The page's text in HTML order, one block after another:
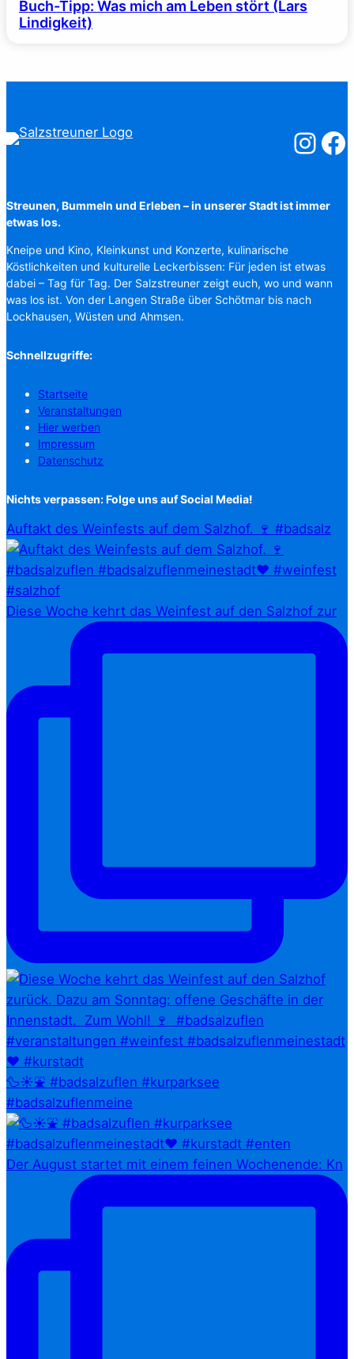
Buch-Tipp: Was mich am Leben stört (Lars
Lindigkeit)
Streunen, Bummeln und Erleben – in unserer Stadt ist immer
etwas los.
Kneipe und Kino, Kleinkunst und Konzerte, kulinarische
Köstlichkeiten und kulturelle Leckerbissen: Für jeden ist etwas
dabei – Tag für Tag. Der Salzstreuner zeigt euch, wo und wann
was los ist. Von der Langen Straße über Schötmar bis nach
Lockhausen, Wüsten und Ahmsen.
Schnellzugriffe:
Startseite
Veranstaltungen
Hier werben
Impressum
Datenschutz
Nichts verpassen: Folge uns auf Social Media!
Auftakt des Weinfests auf dem Salzhof. 🍷 #badsalz
Diese Woche kehrt das Weinfest auf den Salzhof zur
🦆☀️⛲ #badsalzuflen #kurparksee
#badsalzuflenmeine
Der August startet mit einem feinen Wochenende: Kn